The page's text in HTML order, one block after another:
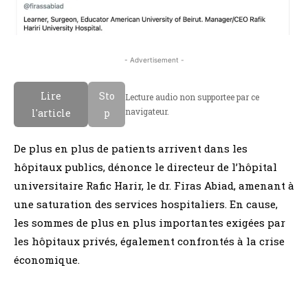
- Advertisement -
Lire
l'article
Sto
p
Lecture audio non supportee par ce
navigateur.
De plus en plus de patients arrivent dans les
hôpitaux publics, dénonce le directeur de l’hôpital
universitaire Rafic Harir, le dr. Firas Abiad, amenant à
une saturation des services hospitaliers. En cause,
les sommes de plus en plus importantes exigées par
les hôpitaux privés, également confrontés à la crise
économique.